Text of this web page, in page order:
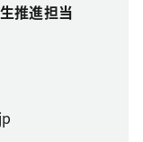
推進担当